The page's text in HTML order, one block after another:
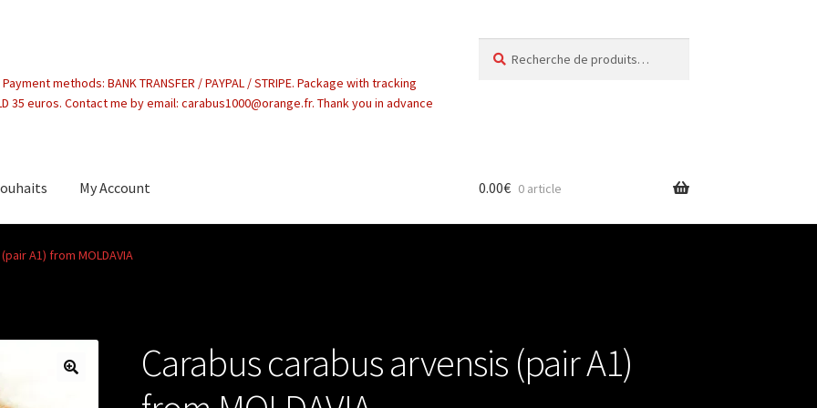
methods: BANK TRANSFER / PAYPAL / STRIPE. Package with tracking
35 euros. Contact me by email: carabus1000@orange.fr. Thank you in advance
pour :
My Account 0.00€ 0 article
A1) from MOLDAVIA
Carabus carabus arvensis (pair A1)